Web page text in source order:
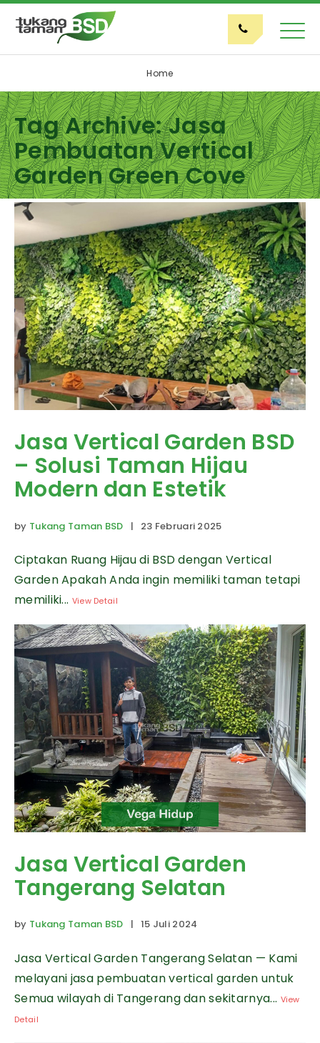
Home
Tag Archive: Jasa
Pembuatan Vertical
Garden Green Cove
Jasa Vertical Garden BSD
– Solusi Taman Hijau
Modern dan Estetik
by Tukang Taman BSD | 23 Februari 2025
Ciptakan Ruang Hijau di BSD dengan Vertical
Garden Apakah Anda ingin memiliki taman tetapi
memiliki... View Detail
Jasa Vertical Garden
Tangerang Selatan
by Tukang Taman BSD | 15 Juli 2024
Jasa Vertical Garden Tangerang Selatan — Kami
melayani jasa pembuatan vertical garden untuk
Semua wilayah di Tangerang dan sekitarnya... View
Detail